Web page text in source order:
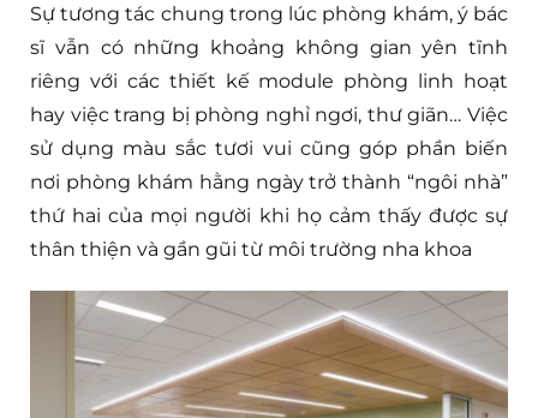
Sự tương tác chung trong lúc phòng khám, ý bác
sĩ vẫn có những khoảng không gian yên tĩnh
riêng với các thiết kế module phòng linh hoạt
hay việc trang bị phòng nghỉ ngơi, thư giãn… Việc
sử dụng màu sắc tươi vui cũng góp phần biến
nơi phòng khám hằng ngày trở thành “ngôi nhà”
thứ hai của mọi người khi họ cảm thấy được sự
thân thiện và gần gũi từ môi trường nha khoa